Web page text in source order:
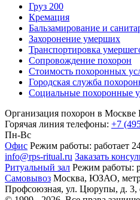
Груз 200
Кремация
Бальзамирование и
Захоронение умерших
Транспортировка
Сопровождение похорон
Стоимость похоронных
Городская служба
Социальные похоронные
Организация похорон в Москве
Горячая линия телефоны: +7
Пн-Вс
Офис Режим работы: работает
info@rps-ritual.ru Заказать
Ритуальный зал Режим работы:
Самовывоз Москва, ЮЗАО,
Профсоюзная, ул. Цюрупы, д. 3,